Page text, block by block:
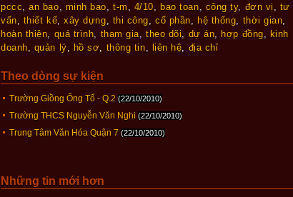
pccc ,an bao minh bao ,t-m 4/10 ,bao toan công ty, đơn vị
tư
vấn
thiết kế ,xây dựng thi công ,cổ phần hệ thống thời gian
hoàn thiện
quá trình tham gia ,theo dõi dự án hợp đồng
kinh
doanh
quản lý hồ sơ thông tin liên hệ địa chỉ
Theo dòng sự kiện
Trường Giồng Ông Tố - Q.2 (22/10/2010)
Trường THCS Nguyễn Văn Nghi (22/10/2010)
Trung Tâm Văn Hóa Quận 7 (22/10/2010)
Những tin mới hơn